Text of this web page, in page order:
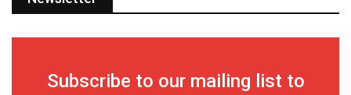
Subscribe to our mailing list to